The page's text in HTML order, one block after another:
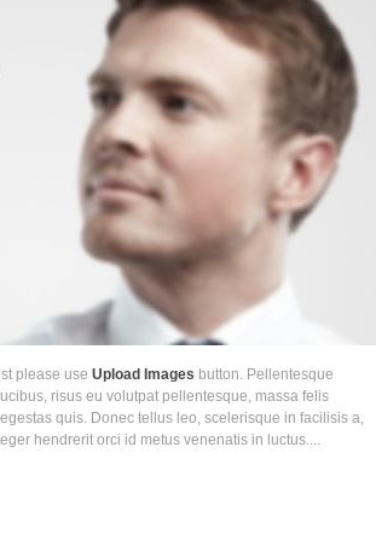
please use Upload Images button. Pellentesque
risus eu volutpat pellentesque, massa felis
quis. Donec tellus leo, scelerisque in facilisis a,
hendrerit orci id metus venenatis in luctus....